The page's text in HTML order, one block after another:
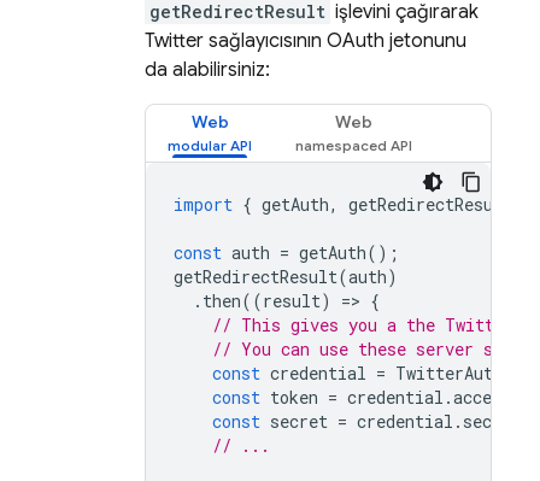
getRedirectResult işlevini çağırarak
Twitter sağlayıcısının OAuth jetonunu
da alabilirsiniz:
Web Web
import { getAuth, getRedirectResult
const auth = getAuth();
getRedirectResult(auth)
. then((result) => {
// This gives you a the Twitter
// You can use these server
const credential =
const token = credential .
const secret = credential . secret
// ...